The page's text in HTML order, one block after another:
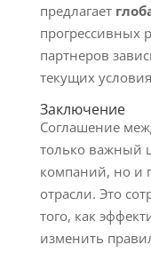
предлагает
партнеров
текущих
Заключение
Соглашение
только важный
компаний, но и
отрасли. Это
того, как
изменить